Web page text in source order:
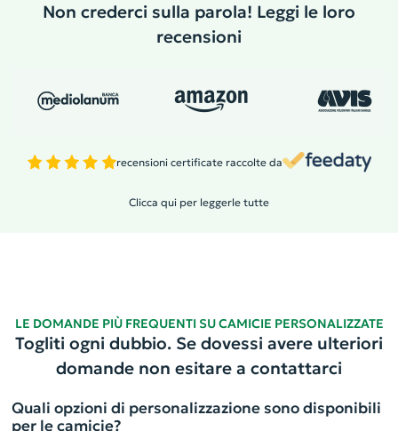
Non crederci sulla parola! Leggi le loro
recensioni
recensioni certificate raccolte da
Clicca qui per leggerle tutte
LE DOMANDE PIÙ FREQUENTI SU CAMICIE PERSONALIZZATE
Togliti ogni dubbio. Se dovessi avere ulteriori
domande non esitare a contattarci
Quali opzioni di personalizzazione sono disponibili
per le camicie?